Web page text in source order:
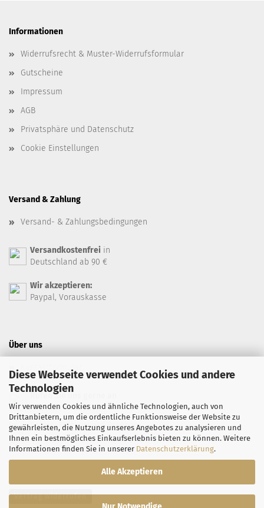
Diese Webseite verwendet Cookies und andere
Technologien
Wir verwenden Cookies und ähnliche Technologien, auch von
Drittanbietern, um die ordentliche Funktionsweise der Website zu
gewährleisten, die Nutzung unseres Angebotes zu analysieren und
Ihnen ein bestmögliches Einkaufserlebnis bieten zu können. Weitere
Informationen finden Sie in unserer Datenschutzerklärung.
Alle Akzeptieren
Informationen
Widerrufsrecht & Muster-Widerrufsformular
Gutscheine
Impressum
AGB
Privatsphäre und Datenschutz
Cookie Einstellungen
Versand & Zahlung
Versand- & Zahlungsbedingungen
Versandkostenfrei in
Deutschland ab 90 €
Wir akzeptieren:
Paypal, Vorauskasse
Über uns
Kontaktformular
Rufen Sie uns gerne an
+49 7071 94 66 99
Safran-Feinkost auf Facebook
Safran-Feinkost auf Instagram
Vertrag widerrufen